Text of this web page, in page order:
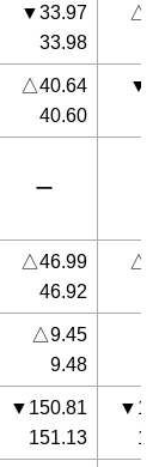
▼33.97
33.98
△40.64
40.60
ー
△46.99
46.92
△9.45
9.48
▼150.81
151.13